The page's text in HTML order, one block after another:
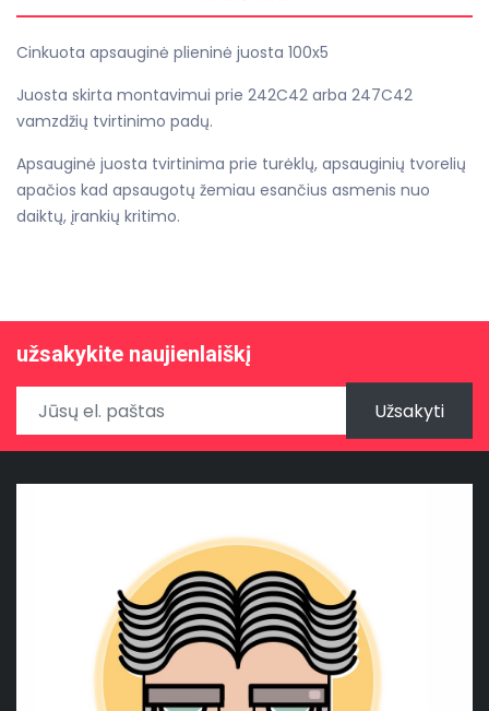
Cinkuota apsauginė plieninė juosta 100x5
Juosta skirta montavimui prie 242C42 arba 247C42
vamzdžių tvirtinimo padų.
Apsauginė juosta tvirtinima prie turėklų, apsauginių tvorelių
apačios kad apsaugotų žemiau esančius asmenis nuo
daiktų, įrankių kritimo.
užsakykite naujienlaiškį
Užsakyti